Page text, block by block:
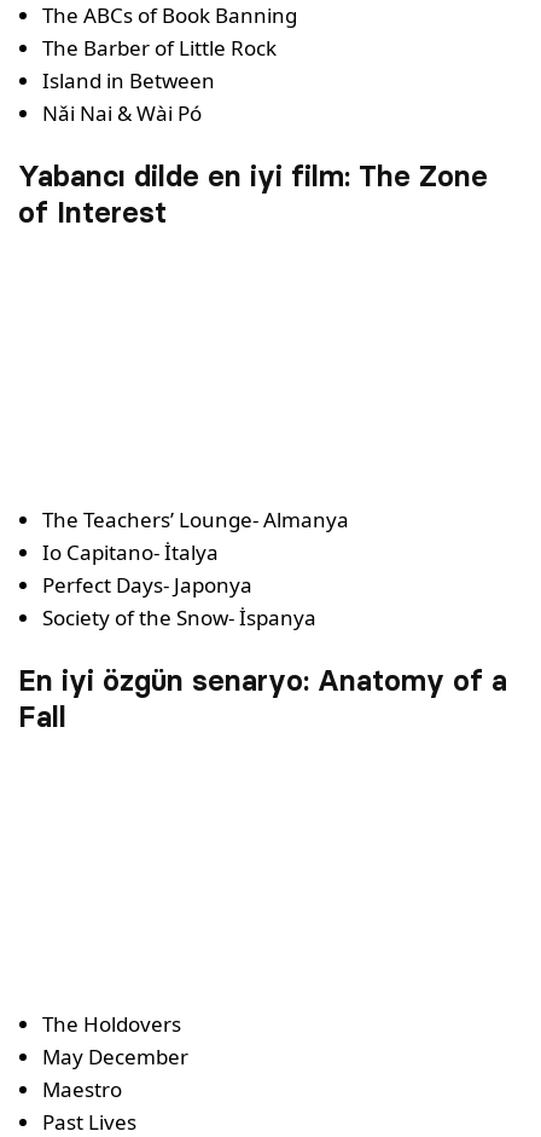
The ABCs of Book Banning
The Barber of Little Rock
Island in Between
Nǎi Nai & Wài Pó
Yabancı dilde en iyi film: The Zone
of Interest
The Teachers’ Lounge- Almanya
Io Capitano- İtalya
Perfect Days- Japonya
Society of the Snow- İspanya
En iyi özgün senaryo: Anatomy of a
Fall
The Holdovers
May December
Maestro
Past Lives